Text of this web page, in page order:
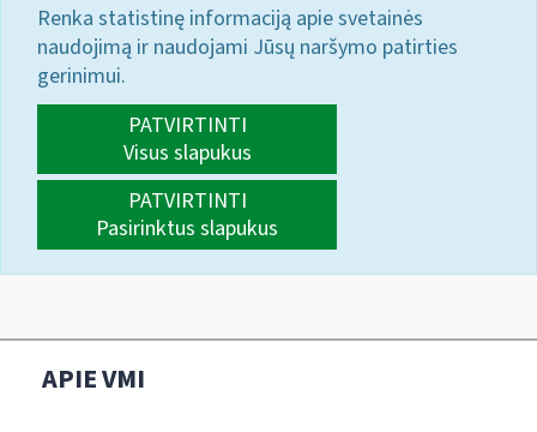
Renka statistinę informaciją apie svetainės
naudojimą ir naudojami Jūsų naršymo patirties
gerinimui.
PATVIRTINTI
Visus slapukus
PATVIRTINTI
Pasirinktus slapukus
APIE VMI